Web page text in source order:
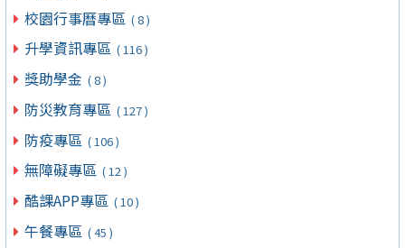
校園行事曆專區 ( 8 )
升學資訊專區 ( 116 )
獎助學金 ( 8 )
防災教育專區 ( 127 )
防疫專區 ( 106 )
無障礙專區 ( 12 )
酷課APP專區 ( 10 )
午餐專區 ( 45 )